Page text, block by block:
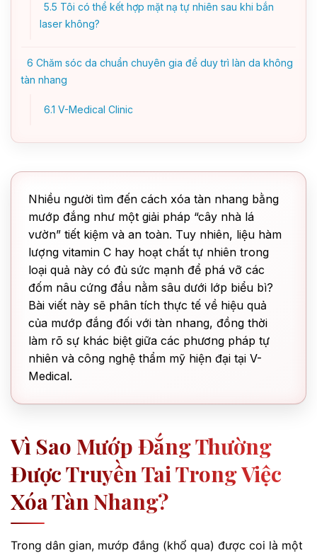
5.5 Tôi có thể kết hợp mặt nạ tự nhiên sau khi bắn
laser không?
6 Chăm sóc da chuẩn chuyên gia để duy trì làn da không
tàn nhang
6.1 V-Medical Clinic
Nhiều người tìm đến cách xóa tàn nhang bằng
mướp đắng như một giải pháp “cây nhà lá
vườn” tiết kiệm và an toàn. Tuy nhiên, liệu hàm
lượng vitamin C hay hoạt chất tự nhiên trong
loại quả này có đủ sức mạnh để phá vỡ các
đốm nâu cứng đầu nằm sâu dưới lớp biểu bì?
Bài viết này sẽ phân tích thực tế về hiệu quả
của mướp đắng đối với tàn nhang, đồng thời
làm rõ sự khác biệt giữa các phương pháp tự
nhiên và công nghệ thẩm mỹ hiện đại tại V-
Medical.
Vì Sao Mướp Đắng Thường
Được Truyền Tai Trong Việc
Xóa Tàn Nhang?
Trong dân gian, mướp đắng (khổ qua) được coi là một